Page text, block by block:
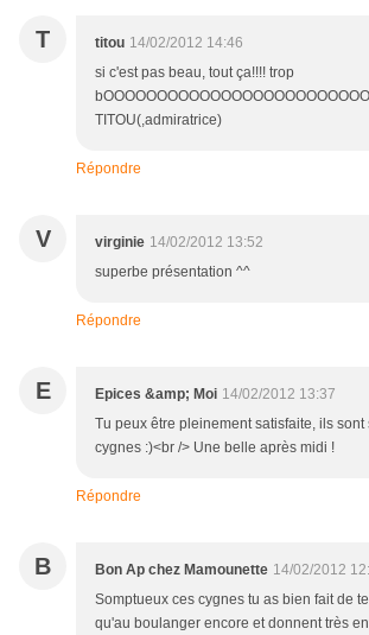
T titou 14/02/2012 14:46
si c'est pas beau, tout ça!!!! trop
TITOU(,admiratrice)
Répondre
V virginie 14/02/2012 13:52
superbe présentation ^^
Répondre
E Epices &amp; Moi 14/02/2012 13:37
Tu peux être pleinement satisfaite, ils
cygnes :)<br /> Une belle après midi !
Répondre
B Bon Ap chez Mamounette 14/02/2012
Somptueux ces cygnes tu as bien fait de
qu'au boulanger encore et donnent très